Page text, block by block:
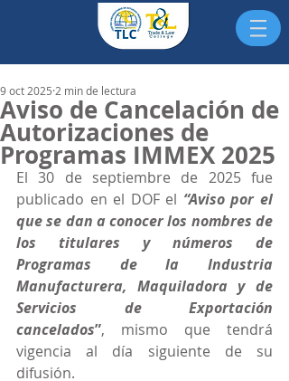
Aviso de Cancelación de
Autorizaciones de
Programas IMMEX 2025
9 oct 2025 2 min de lectura
El 30 de septiembre de 2025 fue
publicado en el DOF el “Aviso por el
que se dan a conocer los nombres de
los titulares y números de
Programas de la Industria
Manufacturera, Maquiladora y de
Servicios de Exportación
cancelados”, mismo que tendrá
vigencia al día siguiente de su
difusión.